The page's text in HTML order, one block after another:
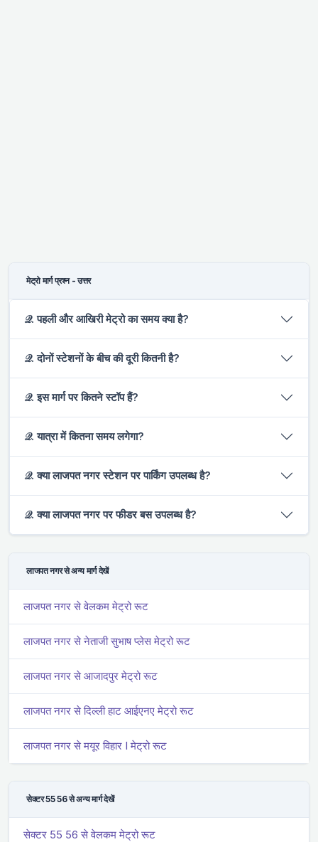
मेट्रो मार्ग प्रश्न - उत्तर
𝒬. पहली और आखिरी मेट्रो का समय क्या है?
𝒬. दोनों स्टेशनों के बीच की दूरी कितनी है?
𝒬. इस मार्ग पर कितने स्टॉप हैं?
𝒬. यात्रा में कितना समय लगेगा?
𝒬. क्या लाजपत नगर स्टेशन पर पार्किंग उपलब्ध है?
𝒬. क्या लाजपत नगर पर फीडर बस उपलब्ध है?
लाजपत नगर से अन्य मार्ग देखें
लाजपत नगर से वेलकम मेट्रो रूट
लाजपत नगर से नेताजी सुभाष प्लेस मेट्रो रूट
लाजपत नगर से आजादपुर मेट्रो रूट
लाजपत नगर से दिल्ली हाट आईएनए मेट्रो रूट
लाजपत नगर से मयूर विहार I मेट्रो रूट
सेक्टर 55 56 से अन्य मार्ग देखें
सेक्टर 55 56 से वेलकम मेट्रो रूट